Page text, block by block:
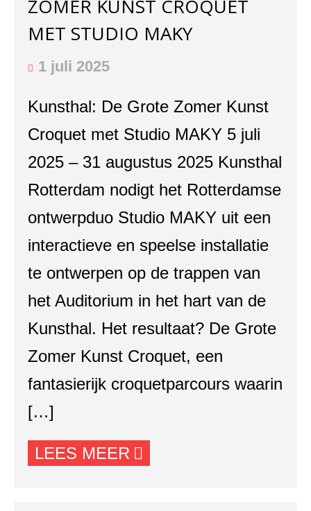
ZOMER KUNST CROQUET
MET STUDIO MAKY
1 juli 2025
Kunsthal: De Grote Zomer Kunst
Croquet met Studio MAKY 5 juli
2025 – 31 augustus 2025 Kunsthal
Rotterdam nodigt het Rotterdamse
ontwerpduo Studio MAKY uit een
interactieve en speelse installatie
te ontwerpen op de trappen van
het Auditorium in het hart van de
Kunsthal. Het resultaat? De Grote
Zomer Kunst Croquet, een
fantasierijk croquetparcours waarin
[…]
LEES MEER